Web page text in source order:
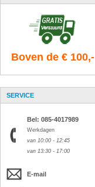
Boven de € 100,-
SERVICE
Bel: 085-4017989
Werkdagen
van 10:00 - 12:45
van 13:30 - 17:00
E-mail